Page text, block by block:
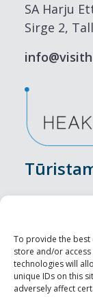
To provide the best
store and/or
technologies will
unique IDs on this
adversely affect
SA Harju
Sirge 2,
Vietas
Apskates